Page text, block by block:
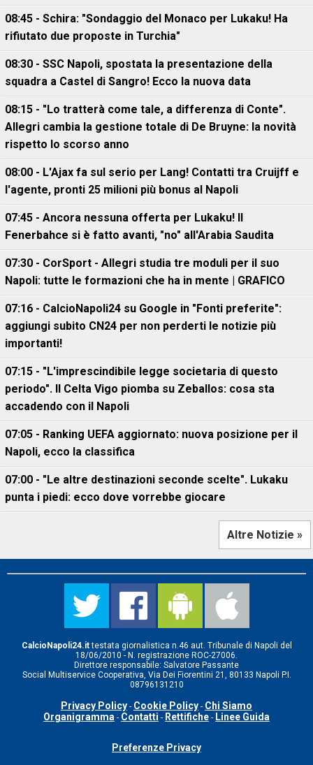
08:45 - Schira: "Sondaggio del Monaco per Lukaku! Ha
rifiutato due proposte in Turchia"
08:30 - SSC Napoli, spostata la presentazione della
squadra a Castel di Sangro! Ecco la nuova data
08:15 - "Lo tratterà come tale, a differenza di Conte".
Allegri cambia la gestione totale di De Bruyne: la novità
rispetto lo scorso anno
08:00 - L'Ajax fa sul serio per Lang! Contatti tra Cruijff e
l'agente, pronti 25 milioni più bonus al Napoli
07:45 - Ancora nessuna offerta per Lukaku! Il
Fenerbahce si è fatto avanti, "no" all'Arabia Saudita
07:30 - CorSport - Allegri studia tre moduli per il suo
Napoli: tutte le formazioni che ha in mente | GRAFICO
07:16 - CalcioNapoli24 su Google in "Fonti preferite":
aggiungi subito CN24 per non perderti le notizie più
importanti!
07:15 - "L'imprescindibile legge societaria di questo
periodo". Il Celta Vigo piomba su Zeballos: cosa sta
accadendo con il Napoli
07:05 - Ranking UEFA aggiornato: nuova posizione per il
Napoli, ecco la classifica
07:00 - "Le altre destinazioni seconde scelte". Lukaku
punta i piedi: ecco dove vorrebbe giocare
Altre Notizie »
CalcioNapoli24.ittestata giornalistica n.46 aut. Tribunale di Napoli del
18/06/2010 - N. registrazione ROC-27006.
Direttore responsabile: Salvatore Passante
Social Multiservice Cooperativa, Via Dei Fiorentini 21, 80133 Napoli P.I.
08796131210
Privacy Policy - Cookie Policy - Chi Siamo
Organigramma - Contatti - Rettifiche - Linee Guida
Preferenze Privacy